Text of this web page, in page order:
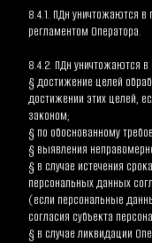
8.4.1. ПДн уничтожаются в
регламентом Оператора.
8.4.2. ПДн уничтожаются
§ достижение целей
достижении этих целей,
законом;
§ по обоснованному
§ выявления
§ в случае истечения
персональных данных
(если персональные
согласия субъекта
§ в случае ликвидации